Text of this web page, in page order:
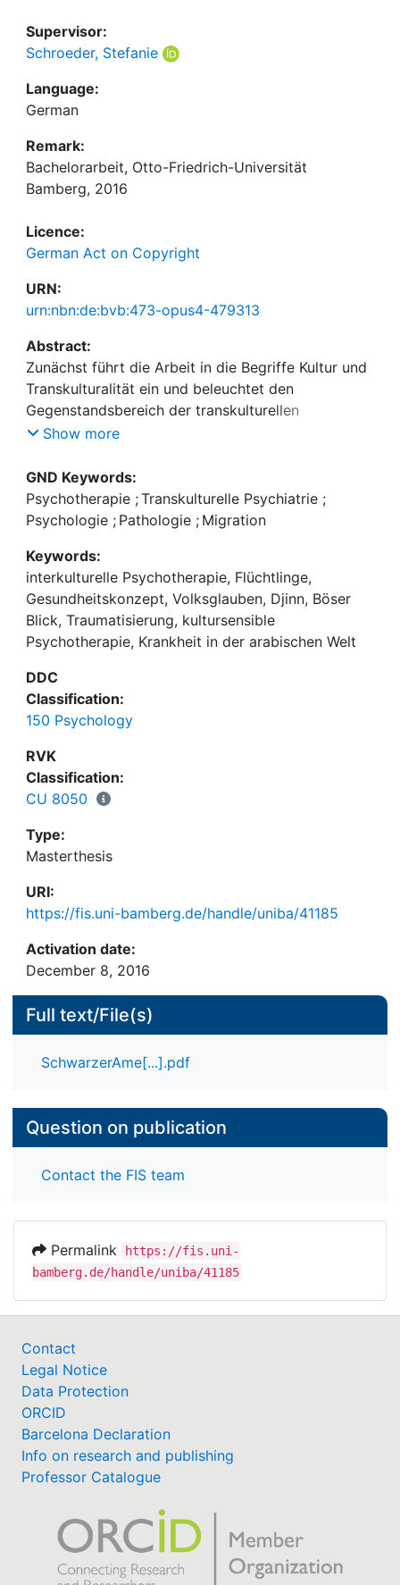
Supervisor:
Schroeder, Stefanie
Language:
German
Remark:
Bachelorarbeit, Otto-Friedrich-Universität
Bamberg, 2016
Licence:
German Act on Copyright
URN:
urn:nbn:de:bvb:473-opus4-479313
Abstract:
Zunächst führt die Arbeit in die Begriffe Kultur und
Transkulturalität ein und beleuchtet den
Gegenstandsbereich der transkulturellen
Psychologie. Anschließend setzt sich die Arbeit mit
aus dem westlichen und dem arabisch-
muslimischen Kulturkreis auseinander. Im Folgenden
werden die aus dem unterschiedlichen Verständnis
diskutiert. Um für die Therapie wichtige Prozesse
verstehen zu können, werden psychosoziale
Belastungen von Geflohenen dargestellt. Für die
Gestaltung westlicher Psychotherapie lassen sich
wichtige Implikationen aus den differierenden
Konzepten ableiten. Unter anderem wird das
BehandlerIn- und Patientenselbstverständnis
hinterfragt und der Einfluss von individualistischer
und kollektivistischer Kultur betrachtet. Besonders
wichtig erscheint auch die Auseinandersetzung mit
volkstümlichen Überzeugungen hinsichtlich
psychischen Krankheiten, welche in vielen
Show more
GND Keywords:
Psychotherapie ;Transkulturelle Psychiatrie ;
Psychologie ; Pathologie ; Migration
Keywords:
interkulturelle Psychotherapie, Flüchtlinge,
Gesundheitskonzept, Volksglauben, Djinn, Böser
Blick, Traumatisierung, kultursensible
Psychotherapie, Krankheit in der arabischen Welt
DDC
Classification:
150 Psychology
RVK
Classification:
CU 8050
Type:
Masterthesis
URI:
https://fis.uni-bamberg.de/handle/uniba/41185
Activation date:
December 8, 2016
Full text/File(s)
SchwarzerAme[...].pdf
Question on publication
Contact the FIS team
Permalink
https://fis.uni-
bamberg.de/handle/uniba/41185
Contact
Legal Notice
Data Protection
ORCID
Barcelona Declaration
Info on research and publishing
Professor Catalogue